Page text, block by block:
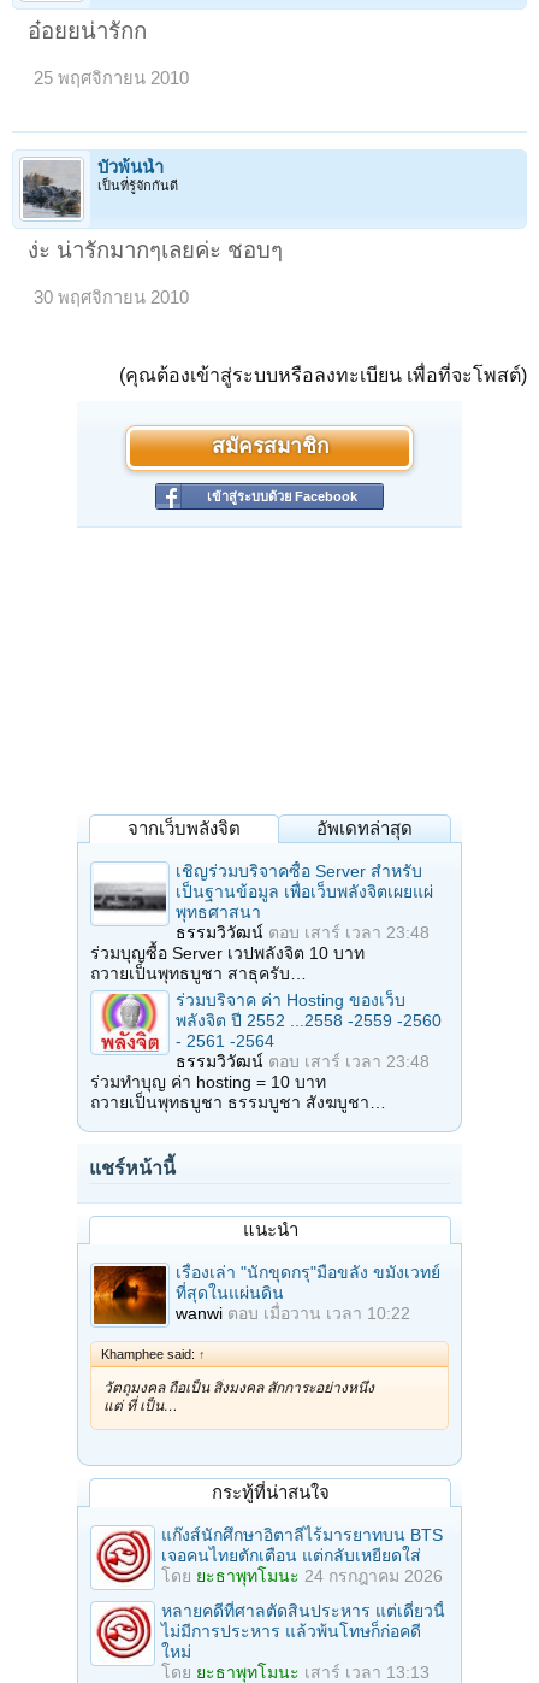
อ๋อยยน่ารักก
25 พฤศจิกายน 2010
บัวพ้นน้ำ
เป็นที่รู้จักกันดี
ง่ะ น่ารักมากๆเลยค่ะ ชอบๆ
30 พฤศจิกายน 2010
(คุณต้องเข้าสู่ระบบหรือลงทะเบียน เพื่อที่จะโพสต์)
สมัครสมาชิก
เข้าสู่ระบบด้วย Facebook
จากเว็บพลังจิต อัพเดทล่าสุด
เชิญร่วมบริจาคซื้อ Server สำหรับ
เป็นฐานข้อมูล เพื่อเว็บพลังจิตเผยแผ่
พุทธศาสนา
ธรรมวิวัฒน์ ตอบ เสาร์ เวลา 23:48
ร่วมบุญซื้อ Server เวปพลังจิต 10 บาท
ถวายเป็นพุทธบูชา สาธุครับ…
ร่วมบริจาค ค่า Hosting ของเว็บ
พลังจิต ปี 2552 ...2558 -2559 -2560
- 2561 -2564
ธรรมวิวัฒน์ ตอบ เสาร์ เวลา 23:48
ร่วมทำบุญ ค่า hosting = 10 บาท
ถวายเป็นพุทธบูชา ธรรมบูชา สังฆบูชา…
แชร์หน้านี้
แนะนำ
เรื่องเล่า "นักขุดกรุ"มือขลัง ขมังเวทย์
ที่สุดในแผ่นดิน
wanwi ตอบ เมื่อวาน เวลา 10:22
Khamphee said: ↑
วัตถุมงคล ถือเป็น สิ่งมงคล สักการะอย่างหนึ่ง
แต่ ที่ เป็น…
กระทู้ที่น่าสนใจ
แก๊งส์นักศึกษาอิตาลีไร้มารยาทบน BTS
เจอคนไทยตักเตือน แต่กลับเหยียดใส่
โดย ยะธาพุทโมนะ 24 กรกฎาคม 2026
หลายคดีที่ศาลตัดสินประหาร แต่เดี๋ยวนี้
ไม่มีการประหาร แล้วพ้นโทษก็ก่อคดี
ใหม่
โดย ยะธาพุทโมนะ เสาร์ เวลา 13:13